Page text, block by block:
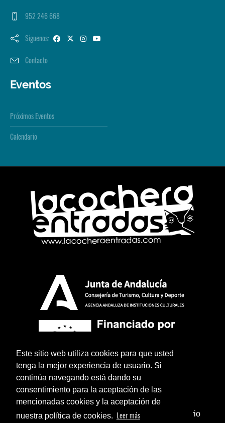
Este sitio web utiliza cookies para que usted
tenga la mejor experiencia de usuario. Si
continúa navegando está dando su
consentimiento para la aceptación de las
mencionadas cookies y la aceptación de
nuestra política de cookies. Leer más
¿Sabías que puedes añadir un icono en el escritorio
952 246 668
Síguenos:
Contacto
Eventos
Próximos Eventos
Calendario